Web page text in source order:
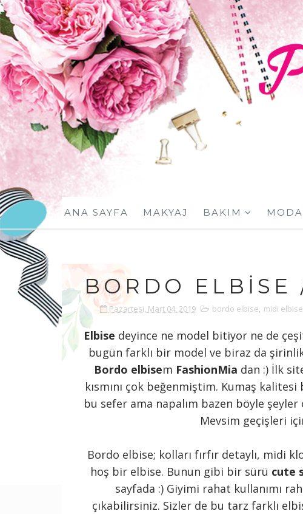
ANA SAYFA MAKYAJ BAKIM MODA
BORDO
Pazartesi, Mart 04, 2019 bordo elbise, midi
Elbise deyince ne model bitiyor ne de
bugün farklı bir model ve biraz da
Bordo elbisem FashionMia dan :) İlk
kısmını çok beğenmiştim. Kumaş
bu sefer ama napalım bazen böyle
Mevsim geçişleri
Bordo elbise; kolları fırfır detaylı, midi
hoş bir elbise. Bunun gibi bir sürü cute
sayfada :) Giyimi rahat kullanımı
çıkabilirsiniz. Sizler de bu tarz farklı